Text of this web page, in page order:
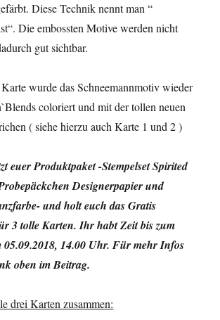
Diese Technik nennt man “
Die embossten Motive werden nicht
gut sichtbar.
wurde das Schneemannmotiv wieder
coloriert und mit der tollen neuen
( siehe hierzu auch Karte 1 und 2 )
euer Produktpaket -Stempelset Spirited
Designerpapier und
und holt euch das Gratis
3 tolle Karten. Ihr habt Zeit bis zum
05.09.2018, 14.00 Uhr. Für mehr Infos
oben im Beitrag.
drei Karten zusammen: